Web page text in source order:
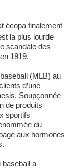
écopa finalement
la plus lourde
scandale des
1919.
(MLB) au
d’une
Soupçonnée
de produits
sportifs
du
aux hormones
baseball a